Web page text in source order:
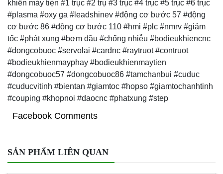
khiển máy tiện #1 trục #2 trụ #3 trục #4 trục #5 trục #6 trục
#plasma #oxy ga #leadshinev #động cơ bước 57 #động
cơ bước 86 #động cơ bước 110 #hmi #plc #nmrv #giảm
tốc #phát xung #bơm dầu #chống nhiễu #bodieukhiencnc
#dongcobuoc #servolai #cardnc #raytruot #contruot
#bodieukhienmayphay #bodieukhienmaytien
#dongcobuoc57 #dongcobuoc86 #tamchanbui #cuduc
#cuducvitinh #bientan #giamtoc #hopso #giamtochanhtinh
#couping #khopnoi #daocnc #phatxung #step
Facebook Comments
SẢN PHẨM LIÊN QUAN